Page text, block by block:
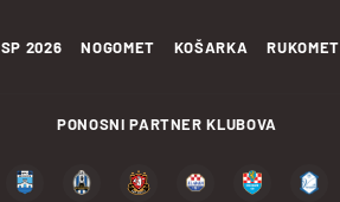
SP 2026 NOGOMET KOŠARKA RUKOMET
PONOSNI PARTNER KLUBOVA